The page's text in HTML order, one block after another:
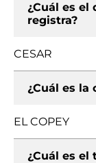
¿Cuál es el
registra?
CESAR
¿Cuál es la
EL COPEY
¿Cuál es el